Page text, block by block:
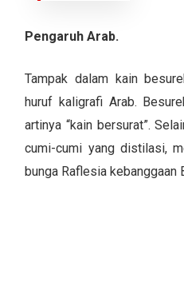
Pengaruh Arab.
Tampak dalam kain
huruf kaligrafi Arab.
artinya “kain bersurat”.
cumi-cumi yang distilasi,
bunga Raflesia kebanggaan